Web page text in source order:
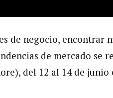
de negocio, encontrar
de mercado se
del 12 al 14 de junio